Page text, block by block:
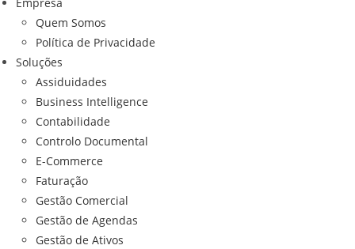
Empresa
Quem Somos
Política de Privacidade
Soluções
Assiduidades
Business Intelligence
Contabilidade
Controlo Documental
E-Commerce
Faturação
Gestão Comercial
Gestão de Agendas
Gestão de Ativos